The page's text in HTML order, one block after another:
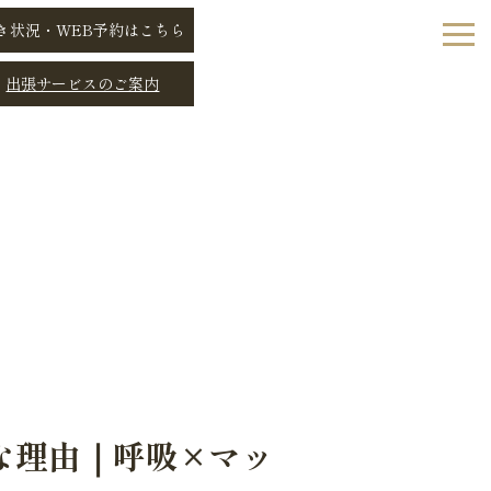
状況・WEB予約はこちら
出張サービスのご案内
理由｜呼吸×マッ